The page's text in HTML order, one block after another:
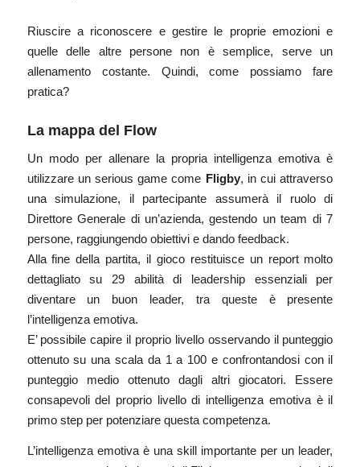
Riuscire a riconoscere e gestire le proprie emozioni e
quelle delle altre persone non è semplice, serve un
allenamento costante. Quindi, come possiamo fare
pratica?
La mappa del Flow
Un modo per allenare la propria intelligenza emotiva è
utilizzare un serious game come Fligby, in cui attraverso
una simulazione, il partecipante assumerà il ruolo di
Direttore Generale di un’azienda, gestendo un team di 7
persone, raggiungendo obiettivi e dando feedback.
Alla fine della partita, il gioco restituisce un report molto
dettagliato su 29 abilità di leadership essenziali per
diventare un buon leader, tra queste è presente
l’intelligenza emotiva.
E’ possibile capire il proprio livello osservando il punteggio
ottenuto su una scala da 1 a 100 e confrontandosi con il
punteggio medio ottenuto dagli altri giocatori. Essere
consapevoli del proprio livello di intelligenza emotiva è il
primo step per potenziare questa competenza.
L’intelligenza emotiva è una skill importante per un leader,